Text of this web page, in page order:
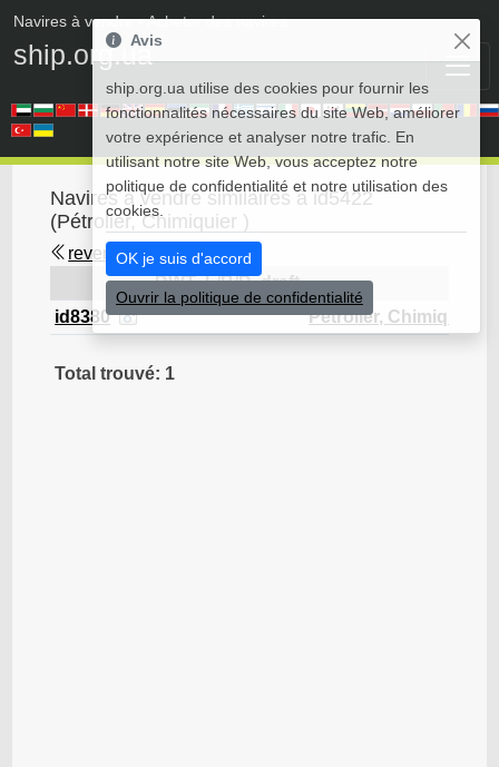
Navires à vendre• Acheter des navires
ship.org.ua
Navires à vendre similaires à id5422
(Pétrolier, Chimiquier )
revenir en arrière
DWT L/B/D draft
id8380
Pétrolier, Chimiquier
Total trouvé: 1
Avis
ship.org.ua utilise des cookies pour fournir les
fonctionnalités nécessaires du site Web, améliorer
votre expérience et analyser notre trafic. En
utilisant notre site Web, vous acceptez notre
politique de confidentialité et notre utilisation des
cookies.
OK je suis d'accord
Ouvrir la politique de confidentialité